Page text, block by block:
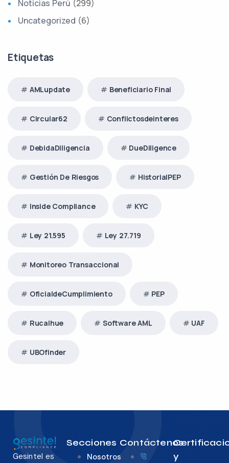
Noticias Perú (299)
Uncategorized (6)
Etiquetas
AMLupdate Beneficiario Final
Circular62 Conflictosdeinteres
DebidaDiligencia DueDiligence
Gestión De Riesgos HistorialPEP
Inside Compliance KYC
Ley 21.595 Ley 27.719
Monitoreo Transaccional
OficialdeCumplimiento PEP
Rucalhue Software AML UAF
UBOfinder
Gesintel es
Secciones
Nosotros
Contáctenos
y